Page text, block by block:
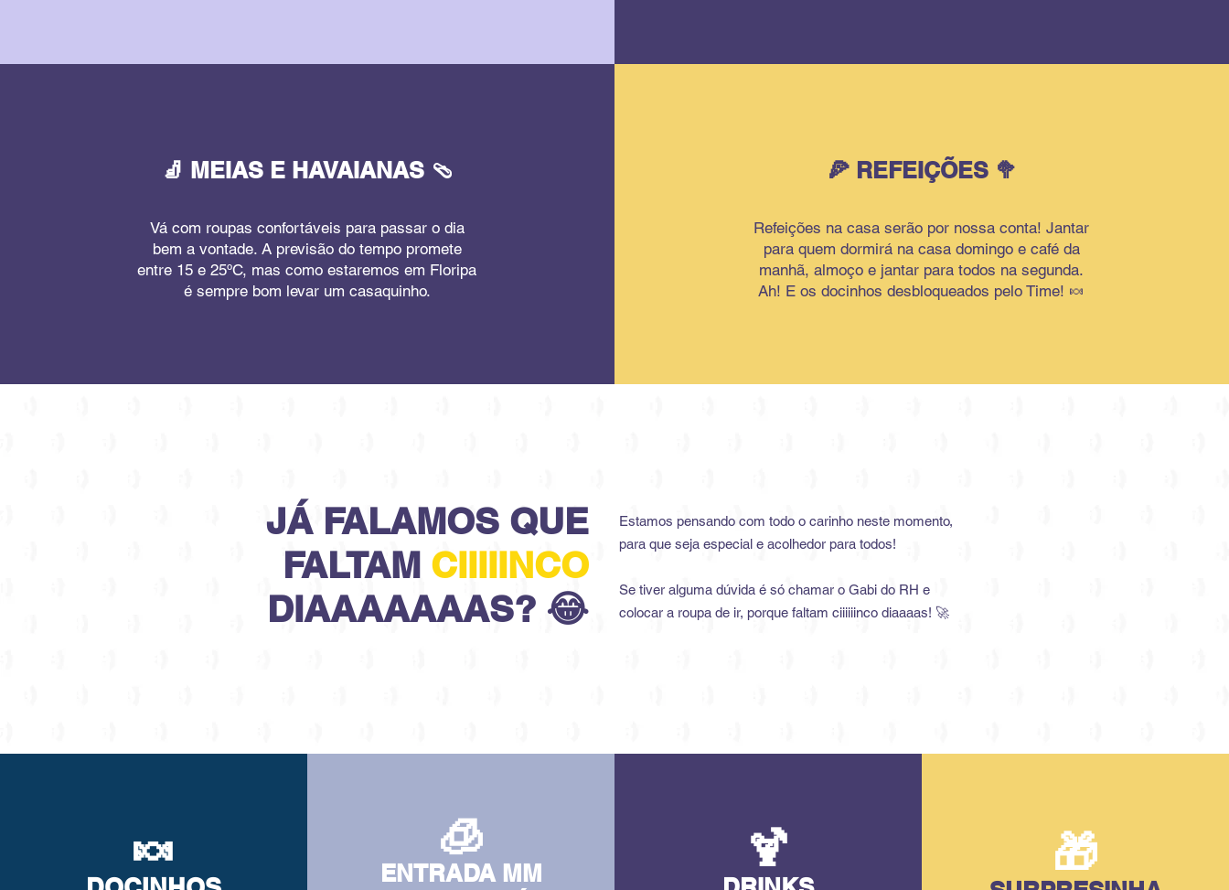
🧦 MEIAS E HAVAIANAS 🩴
Vá com roupas confortáveis para passar o dia
bem a vontade. A previsão do tempo promete
entre 15 e 25ºC, mas como estaremos em Floripa
é sempre bom levar um casaquinho.
🍕 REFEIÇÕES 🥦
Refeições na casa serão por nossa conta! Jantar
para quem dormirá na casa domingo e café da
manhã, almoço e jantar para todos na segunda.
Ah! E os docinhos desbloqueados pelo Time! 🍬
JÁ FALAMOS QUE
FALTAM CIIIIINCO
DIAAAAAAAS? 😂
Estamos pensando com todo o carinho neste momento,
para que seja especial e acolhedor para todos!
Se tiver alguma dúvida é só chamar o Gabi do RH e
colocar a roupa de ir, porque faltam ciiiiiinco diaaaas! 🚀
🍬 🧊
ENTRADA MM
🍹 🎁